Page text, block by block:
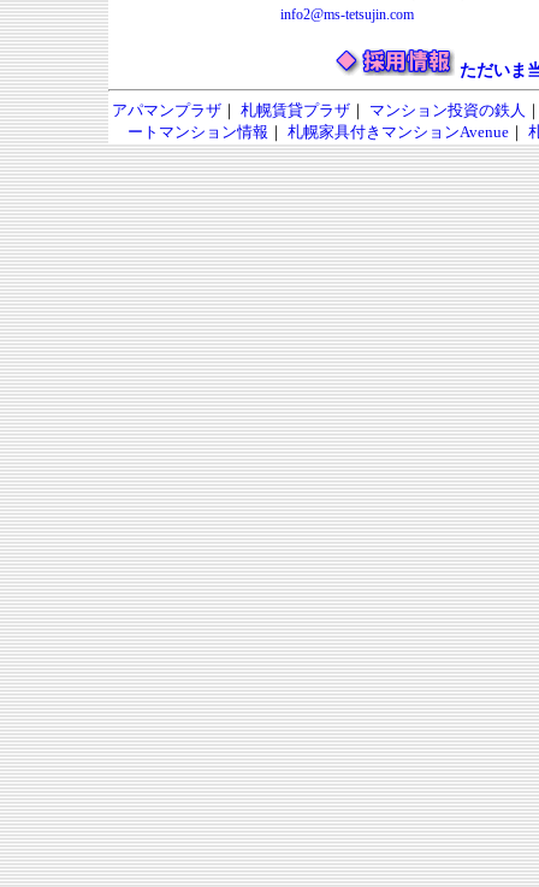
info2@ms-tetsujin.com
ただいま
アパマンプラザ｜ 札幌賃貸プラザ｜ マンション投資の鉄人
ートマンション情報 ｜ 札幌家具付きマンションAvenue ｜